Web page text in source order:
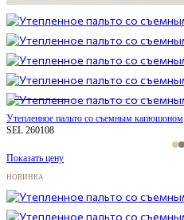
Утепленное пальто со съемным капюшоном
SEL 260108
Показать цену
НОВИНКА